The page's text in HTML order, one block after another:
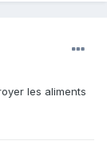
les aliments